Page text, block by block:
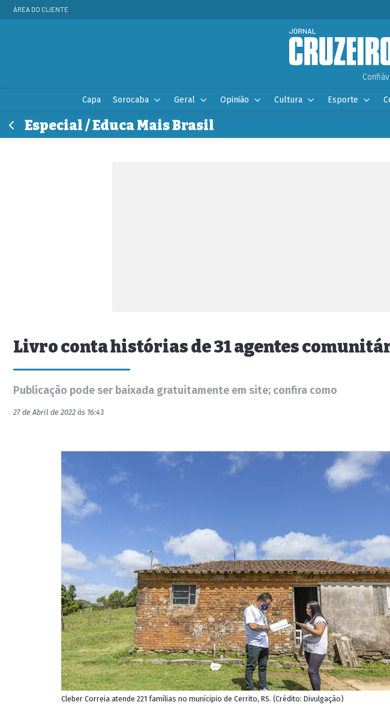
ÁREA DO CLIENTE
Capa Sorocaba Geral Opinião Cultura Esporte
Especial / Educa Mais Brasil
Livro conta histórias de 31 agentes
Publicação pode ser baixada gratuitamente em site; confira como
27 de Abril de 2022 às 16:43
Cleber Correia atende 221 famílias no munícipio de Cerrito, RS. (Crédito: Divulgação)